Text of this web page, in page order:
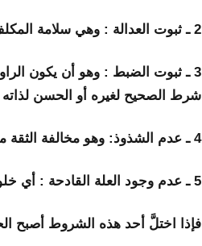
2 ـ ثبوت العدالة : وهي سلامة المكلف من الفسق وخوارم المروءة.
3 ـ ثبوت الضبط : وهو أن يكون
شرط الصحيح لغيره أو الحسن
4 ـ عدم الشذوذ: وهو مخالفة الثقة من هو أرجح منه .
5 ـ عدم وجود العلة القادحة : أي خلوه من وصف خفي قادح في صحة الحديث والظاهر السلامة منه.
فإذا اختلَّ أحد هذه الشروط أصبح